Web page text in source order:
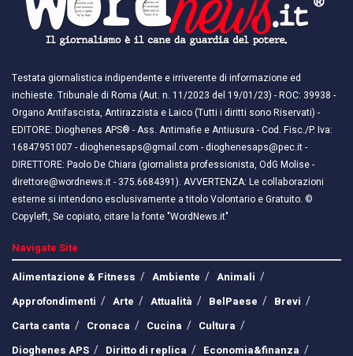
Testata giornalistica indipendente e irriverente di informazione ed
inchieste. Tribunale di Roma (Aut. n. 11/2023 del 19/01/23) - ROC: 39938 -
Organo Antifascista, Antirazzista e Laico (Tutti i diritti sono Riservati) -
EDITORE: Dioghenes APS® - Ass. Antimafie e Antiusura - Cod. Fisc./P. Iva:
16847951007 - dioghenesaps@gmail.com - dioghenesaps@pec.it - ​​
DIRETTORE: Paolo De Chiara (giornalista professionista, OdG Molise -
direttore@wordnews.it - ​​375.6684391). AVVERTENZA: Le collaborazioni
esterne si intendono esclusivamente a titolo Volontario e Gratuito. ©
Copyleft, Se copiato, citare la fonte "WordNews.it"
Navigate Site
Alimentazione & Fitness
Ambiente
Animali
Approfondimenti
Arte Attualità BelPaese
Brevi
Carta canta
Cronaca Cucina
Cultura
Dioghenes APS
Diritto di replica
Economia&finanza